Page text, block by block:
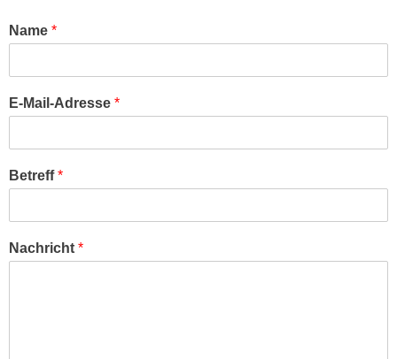
Name *
E-Mail-Adresse *
Betreff*
Nachricht *